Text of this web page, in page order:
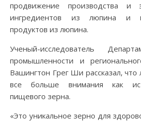
продвижение производства и
ингредиентов из люпина и
продуктов из люпина.
Ученый-исследователь
промышленности и
Вашингтон Грег Ши рассказал,
все больше внимания как
пищевого зерна.
«Это уникальное зерно для